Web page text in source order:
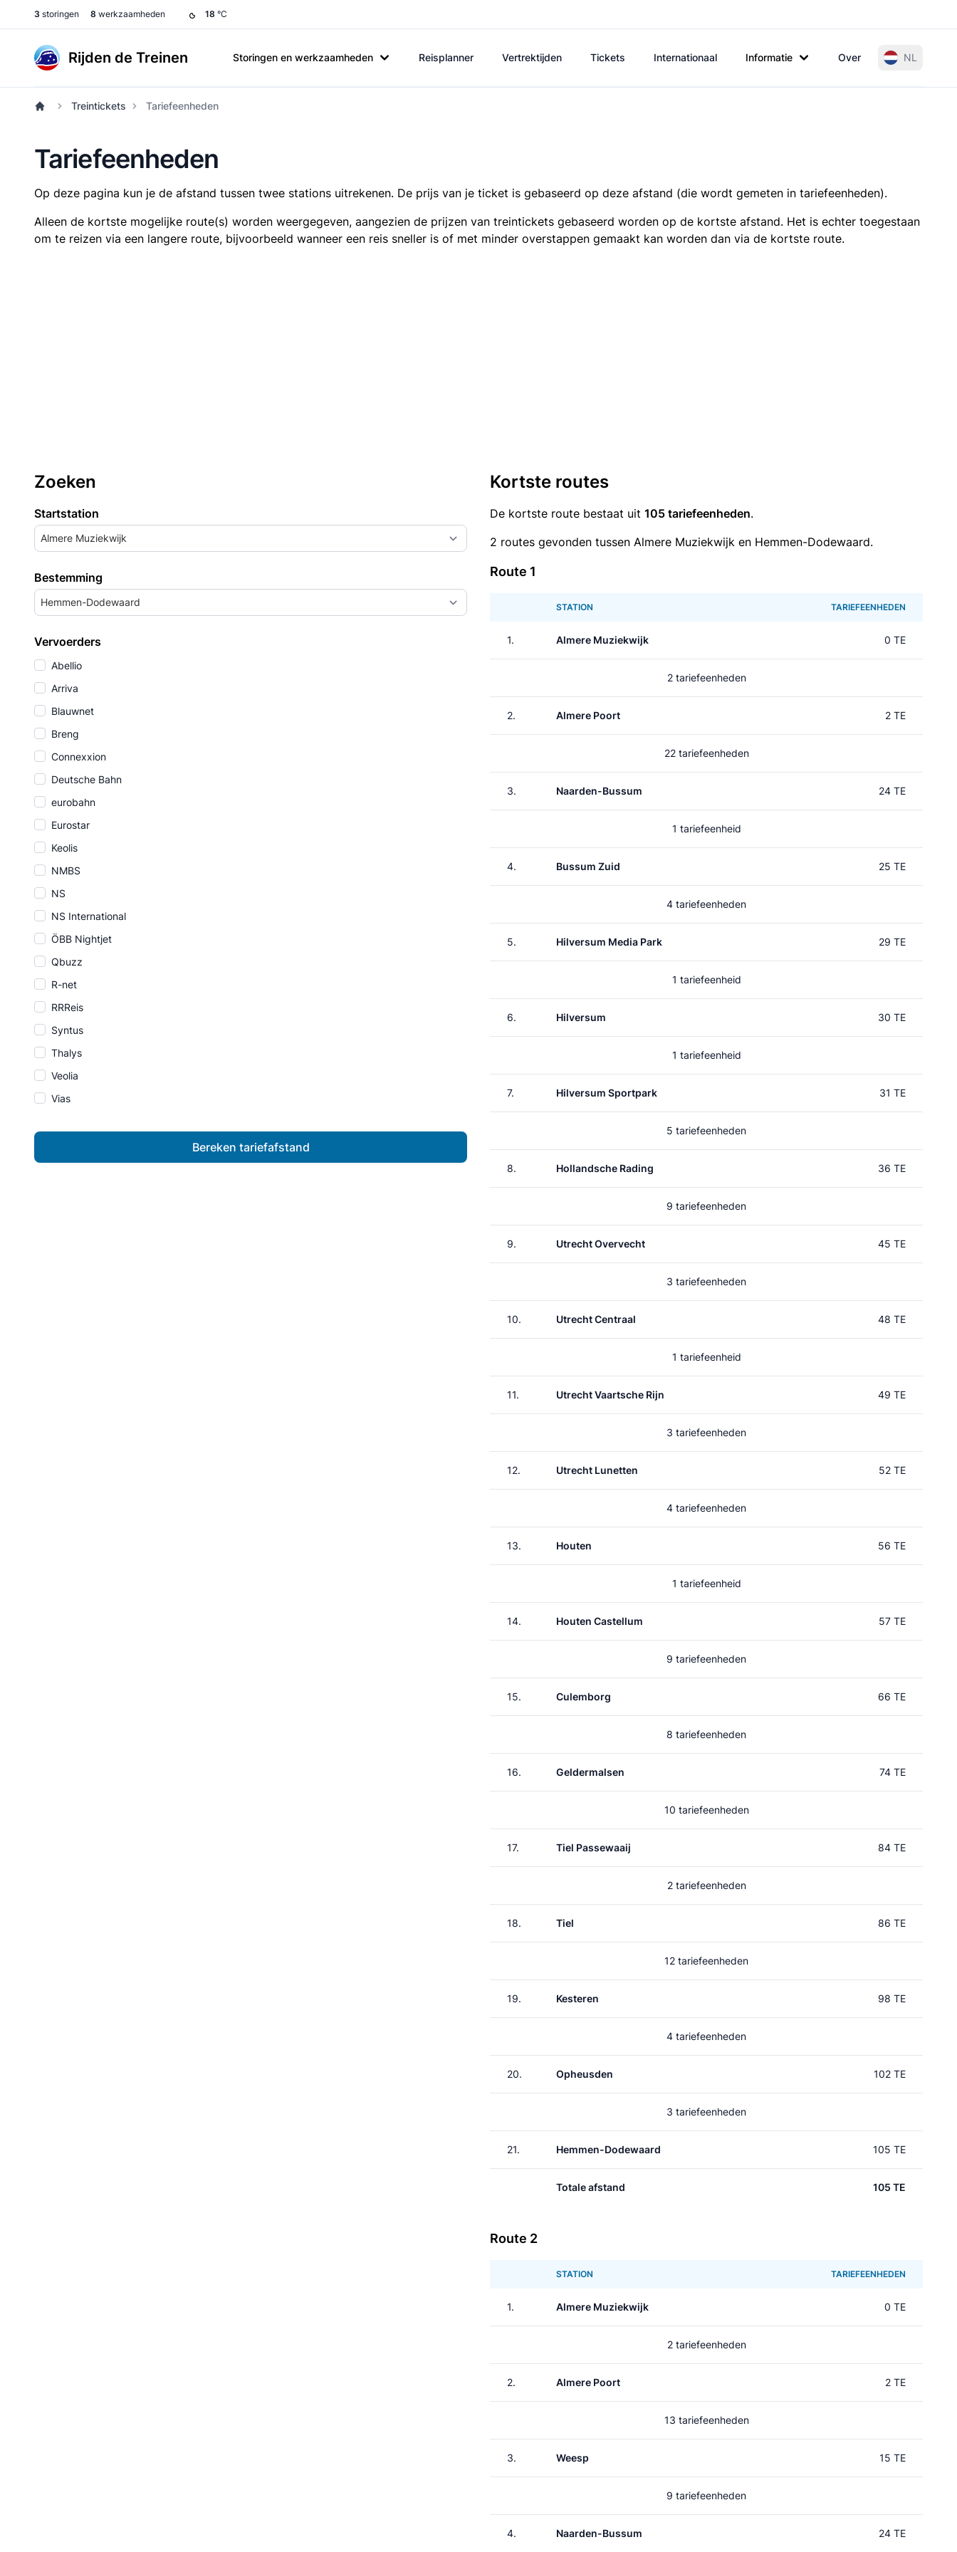
3 storingen 8 werkzaamheden 18 °C
Rijden de Treinen Storingen en werkzaamheden Reisplanner Vertrektijden Tickets Internationaal Informatie Over NL
Treintickets Tariefeenheden
Tariefeenheden
Op deze pagina kun je de afstand tussen twee stations uitrekenen. De prijs van je ticket is gebaseerd op deze afstand (die wordt gemeten in tariefeenheden).
Alleen de kortste mogelijke route(s) worden weergegeven, aangezien de prijzen van treintickets gebaseerd worden op de kortste afstand. Het is echter toegestaan
om te reizen via een langere route, bijvoorbeeld wanneer een reis sneller is of met minder overstappen gemaakt kan worden dan via de kortste route.
Zoeken
Startstation
Almere Muziekwijk
Bestemming
Hemmen-Dodewaard
Vervoerders
Abellio
Arriva
Blauwnet
Breng
Connexxion
Deutsche Bahn
eurobahn
Eurostar
Keolis
NMBS
NS
NS International
ÖBB Nightjet
Qbuzz
R-net
RRReis
Syntus
Thalys
Veolia
Vias
Bereken tariefafstand
Kortste routes
De kortste route bestaat uit 105 tariefeenheden.
2 routes gevonden tussen Almere Muziekwijk en Hemmen-Dodewaard.
Route 1
STATION TARIEFEENHEDEN
1. Almere Muziekwijk 0 TE
2 tariefeenheden
2. Almere Poort 2 TE
22 tariefeenheden
3. Naarden-Bussum 24 TE
1 tariefeenheid
4. Bussum Zuid 25 TE
4 tariefeenheden
5. Hilversum Media Park 29 TE
1 tariefeenheid
6. Hilversum 30 TE
1 tariefeenheid
7. Hilversum Sportpark 31 TE
5 tariefeenheden
8. Hollandsche Rading 36 TE
9 tariefeenheden
9. Utrecht Overvecht 45 TE
3 tariefeenheden
10. Utrecht Centraal 48 TE
1 tariefeenheid
11. Utrecht Vaartsche Rijn 49 TE
3 tariefeenheden
12. Utrecht Lunetten 52 TE
4 tariefeenheden
13. Houten 56 TE
1 tariefeenheid
14. Houten Castellum 57 TE
9 tariefeenheden
15. Culemborg 66 TE
8 tariefeenheden
16. Geldermalsen 74 TE
10 tariefeenheden
17. Tiel Passewaaij 84 TE
2 tariefeenheden
18. Tiel 86 TE
12 tariefeenheden
19. Kesteren 98 TE
4 tariefeenheden
20. Opheusden 102 TE
3 tariefeenheden
21. Hemmen-Dodewaard 105 TE
Totale afstand 105 TE
Route 2
STATION TARIEFEENHEDEN
1. Almere Muziekwijk 0 TE
2 tariefeenheden
2. Almere Poort 2 TE
13 tariefeenheden
3. Weesp 15 TE
9 tariefeenheden
4. Naarden-Bussum 24 TE